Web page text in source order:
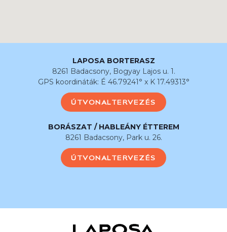
LAPOSA BORTERASZ
8261 Badacsony, Bogyay Lajos u. 1.
GPS koordináták: É 46.79241° x K 17.49313°
ÚTVONALTERVEZÉS
BORÁSZAT / HABLEÁNY ÉTTEREM
8261 Badacsony, Park u. 26.
ÚTVONALTERVEZÉS